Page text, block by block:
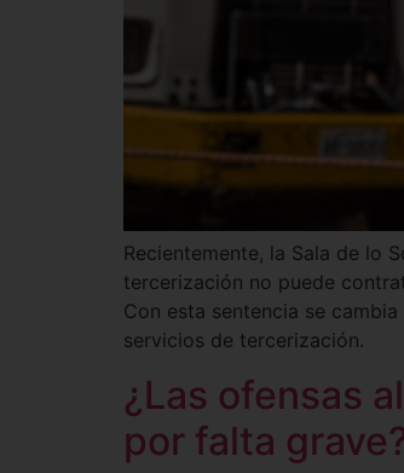
Recientemente, la Sala de lo
tercerización no puede
Con esta sentencia se
servicios de tercerización.
¿Las ofensas
por falta